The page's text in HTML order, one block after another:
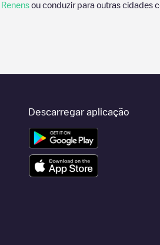
Renens ou conduzir para outras cidades
Descarregar aplicação